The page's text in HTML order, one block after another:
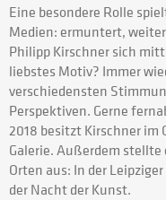
Eine besondere Rolle
Medien: ermuntert,
Philipp Kirschner sich
liebstes Motiv? Immer
verschiedensten
Perspektiven. Gerne
2018 besitzt Kirschner
Galerie. Außerdem
Orten aus: In der
der Nacht der Kunst.